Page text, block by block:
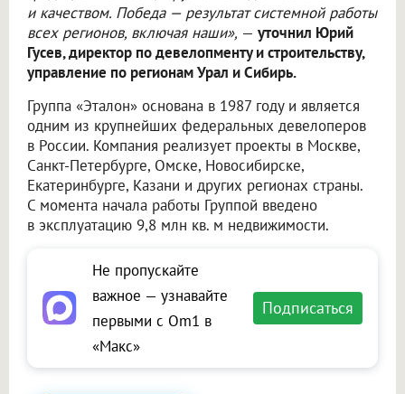
и качеством. Победа — результат системной работы
всех регионов, включая наши», — уточнил Юрий
Гусев, директор по девелопменту и строительству,
управление по регионам Урал и Сибирь.
Группа «Эталон» основана в 1987 году и является
одним из крупнейших федеральных девелоперов
в России. Компания реализует проекты в Москве,
Санкт-Петербурге, Омске, Новосибирске,
Екатеринбурге, Казани и других регионах страны.
С момента начала работы Группой введено
в эксплуатацию 9,8 млн кв. м недвижимости.
Не пропускайте
важное — узнавайте
первыми с Om1 в
«Макс»
Подписаться